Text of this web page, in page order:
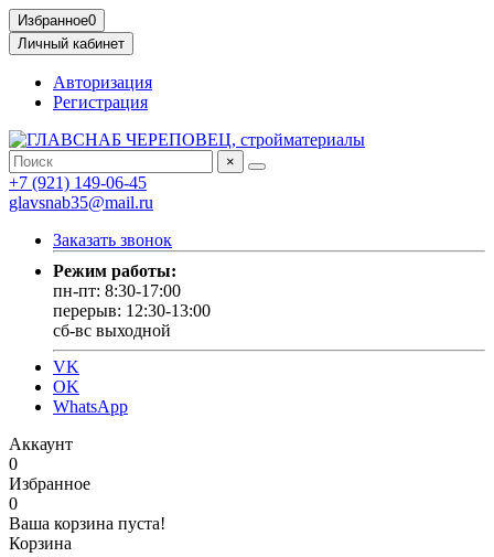
Избранное0
Личный кабинет
Авторизация
Регистрация
×
+7 (921) 149-06-45
glavsnab35@mail.ru
Заказать звонок
Режим работы:
пн-пт: 8:30-17:00
перерыв: 12:30-13:00
сб-вс выходной
VK
OK
WhatsApp
Аккаунт
0
Избранное
0
Ваша корзина пуста!
Корзина